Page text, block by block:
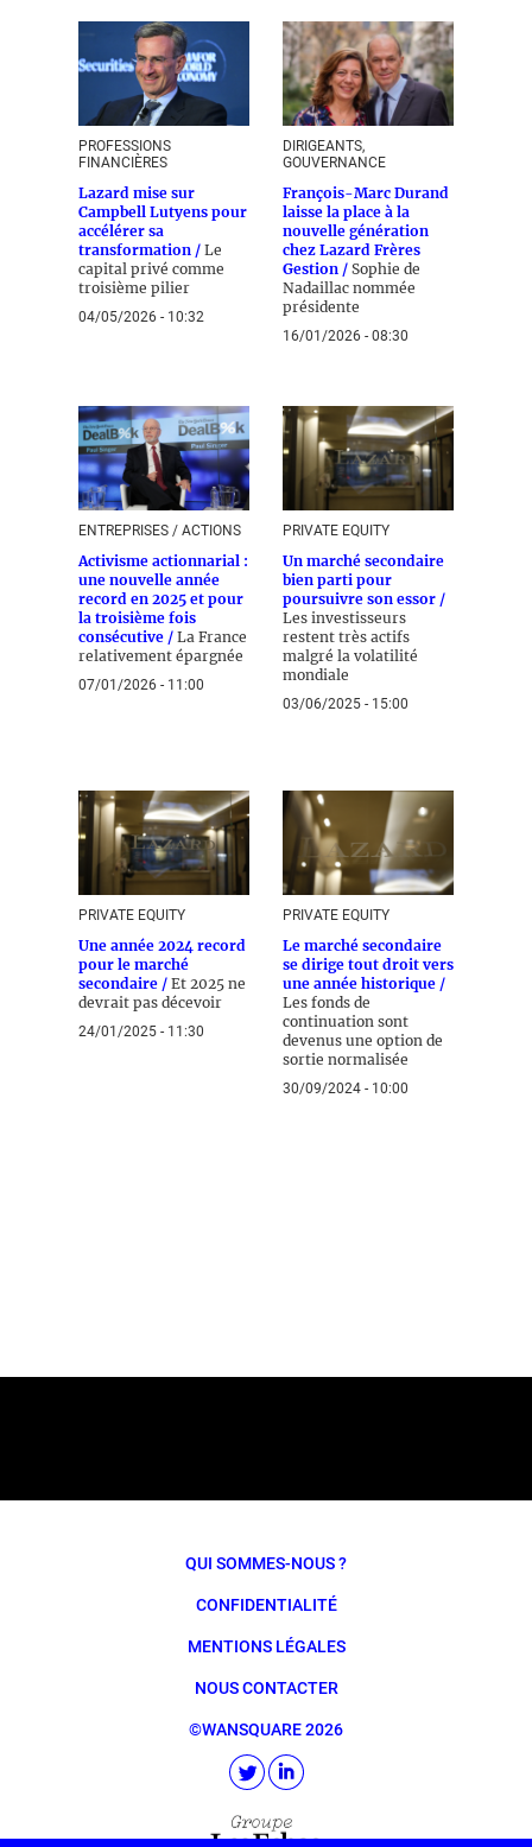
PROFESSIONS
FINANCIÈRES
Lazard mise sur
Campbell Lutyens pour
accélérer sa
transformation / Le
capital privé comme
troisième pilier
04/05/2026 - 10:32
DIRIGEANTS,
GOUVERNANCE
François-Marc Durand
laisse la place à la
nouvelle génération
chez Lazard Frères
Gestion / Sophie de
Nadaillac nommée
présidente
16/01/2026 - 08:30
ENTREPRISES / ACTIONS
Activisme actionnarial :
une nouvelle année
record en 2025 et pour
la troisième fois
consécutive / La France
relativement épargnée
07/01/2026 - 11:00
PRIVATE EQUITY
Un marché secondaire
bien parti pour
poursuivre son essor /
Les investisseurs
restent très actifs
malgré la volatilité
mondiale
03/06/2025 - 15:00
PRIVATE EQUITY
Une année 2024 record
pour le marché
secondaire / Et 2025 ne
devrait pas décevoir
24/01/2025 - 11:30
PRIVATE EQUITY
Le marché secondaire
se dirige tout droit vers
une année historique /
Les fonds de
continuation sont
devenus une option de
sortie normalisée
30/09/2024 - 10:00
QUI SOMMES-NOUS ?
CONFIDENTIALITÉ
MENTIONS LÉGALES
NOUS CONTACTER
©WANSQUARE 2026